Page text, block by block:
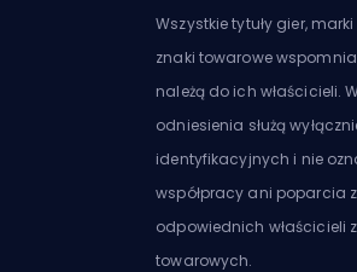
Wszystkie tytuły gier,
znaki towarowe
należą do ich właścicieli.
odniesienia służą
identyfikacyjnych i nie
współpracy ani poparcia
odpowiednich właścicieli
towarowych.